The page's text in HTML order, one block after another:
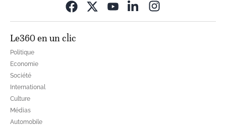
Le360 en un clic
Politique
Economie
Société
International
Culture
Médias
Automobile